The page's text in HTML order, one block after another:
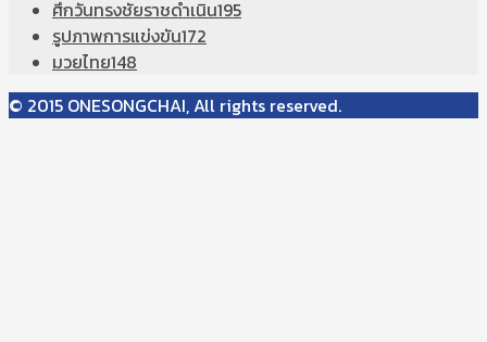
ศึกวันทรงชัยราชดำเนิน195
รูปภาพการแข่งขัน172
มวยไทย148
© 2015 ONESONGCHAI, All rights reserved.